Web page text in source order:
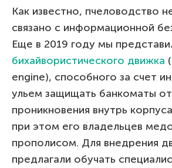
Как известно, пчеловодство
связано с информационной
Еще в 2019 году мы
бихайвористического движка
engine), способного за счет
ульем защищать банкоматы
проникновения внутрь
при этом его владельцев
прополисом. Для внедрения
предлагали обучать